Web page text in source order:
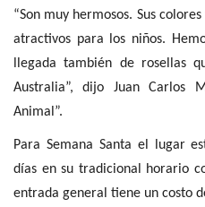
“Son muy hermosos. Sus
atractivos para los niños.
llegada también de rosellas
Australia”, dijo Juan Carlos
Animal”.
Para Semana Santa el lugar
días en su tradicional horario
entrada general tiene un costo